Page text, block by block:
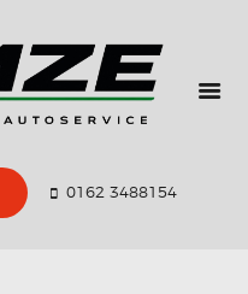
0162 3488154